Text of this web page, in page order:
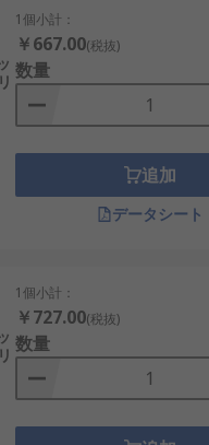
1個小計：
￥667.00(税抜)
数量
追加
データシート
1個小計：
￥727.00(税抜)
数量